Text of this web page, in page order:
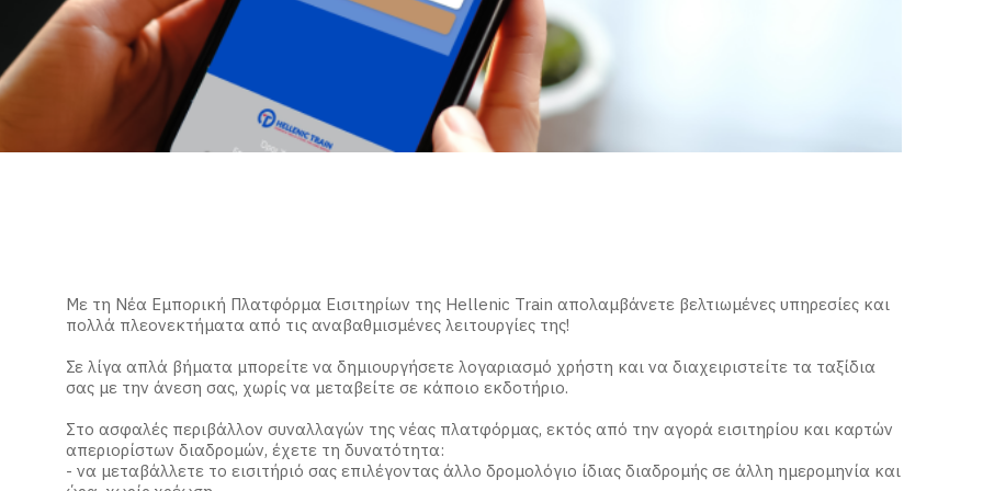
Με τη Νέα Εμπορική Πλατφόρμα Εισιτηρίων της Hellenic Train απολαμβάνετε βελτιωμένες υπηρεσίες και
πολλά πλεονεκτήματα από τις αναβαθμισμένες λειτουργίες της!
Σε λίγα απλά βήματα μπορείτε να δημιουργήσετε λογαριασμό χρήστη και να διαχειριστείτε τα ταξίδια
σας με την άνεση σας, χωρίς να μεταβείτε σε κάποιο εκδοτήριο.
Στο ασφαλές περιβάλλον συναλλαγών της νέας πλατφόρμας, εκτός από την αγορά εισιτηρίου και καρτών
απεριορίστων διαδρομών, έχετε τη δυνατότητα:
- να μεταβάλλετε το εισιτήριό σας επιλέγοντας άλλο δρομολόγιο ίδιας διαδρομής σε άλλη ημερομηνία και